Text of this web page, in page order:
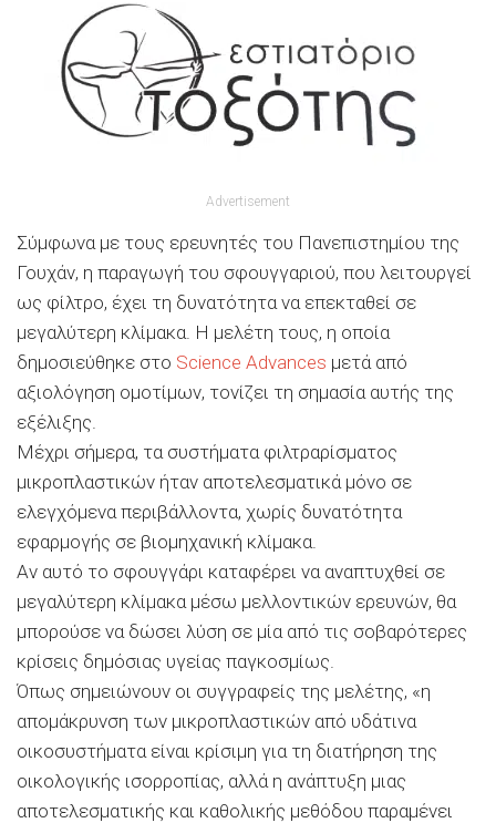
Advertisement
Σύμφωνα με τους ερευνητές του Πανεπιστημίου της
Γουχάν, η παραγωγή του σφουγγαριού, που λειτουργεί
ως φίλτρο, έχει τη δυνατότητα να επεκταθεί σε
μεγαλύτερη κλίμακα. Η μελέτη τους, η οποία
δημοσιεύθηκε στο Science Advances μετά από
αξιολόγηση ομοτίμων, τονίζει τη σημασία αυτής της
εξέλιξης.
Μέχρι σήμερα, τα συστήματα φιλτραρίσματος
μικροπλαστικών ήταν αποτελεσματικά μόνο σε
ελεγχόμενα περιβάλλοντα, χωρίς δυνατότητα
εφαρμογής σε βιομηχανική κλίμακα.
Αν αυτό το σφουγγάρι καταφέρει να αναπτυχθεί σε
μεγαλύτερη κλίμακα μέσω μελλοντικών ερευνών, θα
μπορούσε να δώσει λύση σε μία από τις σοβαρότερες
κρίσεις δημόσιας υγείας παγκοσμίως.
Όπως σημειώνουν οι συγγραφείς της μελέτης, «η
απομάκρυνση των μικροπλαστικών από υδάτινα
οικοσυστήματα είναι κρίσιμη για τη διατήρηση της
οικολογικής ισορροπίας, αλλά η ανάπτυξη μιας
αποτελεσματικής και καθολικής μεθόδου παραμένει